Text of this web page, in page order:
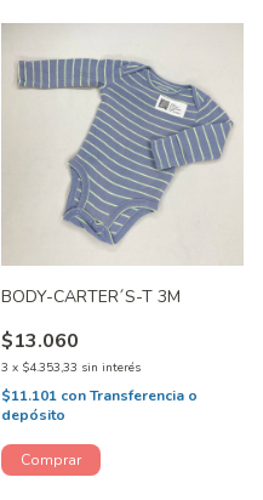
BODY-CARTER´S-T 3M
$13.060
3 x $4.353,33 sin interés
$11.101 conTransferencia o
depósito